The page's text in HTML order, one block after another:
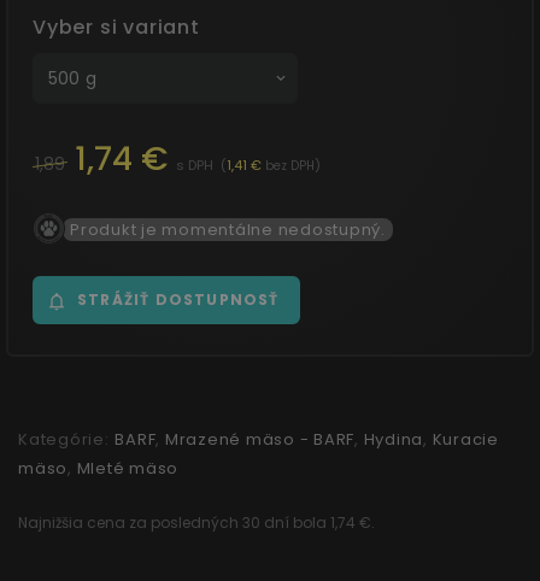
produkt je vhodný na kombináciu s našimi
zeleninovými a vločkovými prílohami z prírodnej
lekárne.
Vyber si variant
500 g
1,89 1,74 € s DPH (1,41 € bez DPH)
Produkt je momentálne nedostupný.
STRÁŽIŤ DOSTUPNOSŤ
Kategórie: BARF, Mrazené mäso - BARF, Hydina, Kuracie
mäso, Mleté mäso
Najnižšia cena za posledných 30 dní bola 1,74 €.